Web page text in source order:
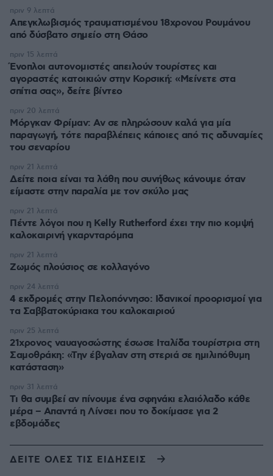
Απεγκλωβισμός τραυματισμένου 18χρονου Ρουμάνου
από δύσβατο σημείο στη Θάσο
πριν 9 λεπτά
Ένοπλοι αυτονομιστές απειλούν τουρίστες και
αγοραστές κατοικιών στην Κορσική: «Μείνετε στα
σπίτια σας», δείτε βίντεο
πριν 15 λεπτά
Μόργκαν Φρίμαν: Αν σε πληρώσουν καλά για μία
παραγωγή, τότε παραβλέπεις κάποιες από τις αδυναμίες
του σεναρίου
πριν 20 λεπτά
Δείτε ποια είναι τα λάθη που συνήθως κάνουμε όταν
είμαστε στην παραλία με τον σκύλο μας
πριν 21 λεπτά
Πέντε λόγοι που η Kelly Rutherford έχει την πιο κομψή
καλοκαιρινή γκαρνταρόμπα
πριν 21 λεπτά
Ζωμός πλούσιος σε κολλαγόνο
πριν 21 λεπτά
4 εκδρομές στην Πελοπόννησο: Ιδανικοί προορισμοί για
τα Σαββατοκύριακα του καλοκαιριού
πριν 24 λεπτά
21χρονος ναυαγοσώστης έσωσε Ιταλίδα τουρίστρια στη
Σαμοθράκη: «Την έβγαλαν στη στεριά σε ημιλιπόθυμη
κατάσταση»
πριν 25 λεπτά
Τι θα συμβεί αν πίνουμε ένα σφηνάκι ελαιόλαδο κάθε
μέρα – Απαντά η Λίνσει που το δοκίμασε για 2
εβδομάδες
πριν 31 λεπτά
ΔΕΙΤΕ ΟΛΕΣ ΤΙΣ ΕΙΔΗΣΕΙΣ